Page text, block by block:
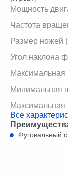
Мощность
Частота
Размер ножей
Угол наклона
Максимальная
Минимальная
Максимальная
Все
Фуговальный